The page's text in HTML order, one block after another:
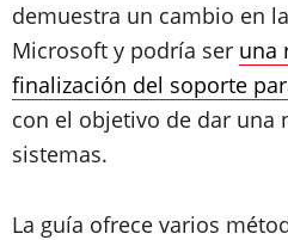
demuestra un cambio en
Microsoft y podría ser una
finalización del soporte
con el objetivo de dar una
sistemas.
La guía ofrece varios